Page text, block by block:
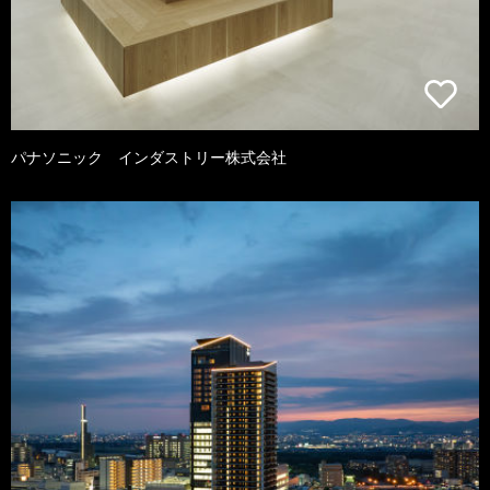
パナソニック インダストリー株式会社